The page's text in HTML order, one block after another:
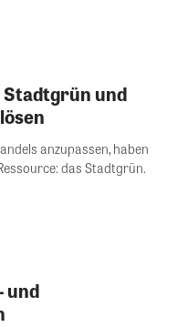
und
anzupassen, haben
das Stadtgrün.
und